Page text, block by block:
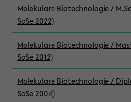
Molekulare Biotechnologie /
SoSe 2022)
Molekulare Biotechnologie /
SoSe 2012)
Molekulare Biotechnologie /
SoSe 2004)